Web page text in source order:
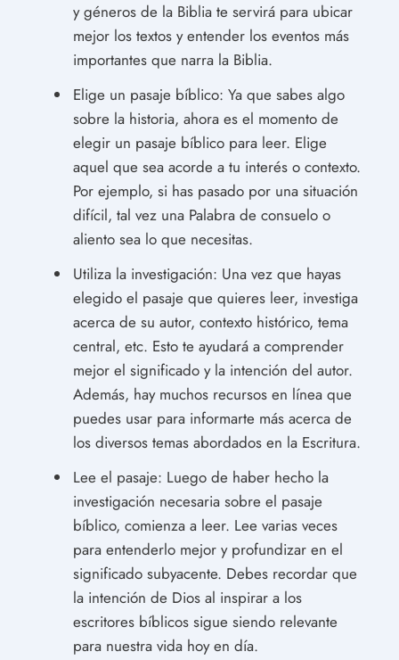
y géneros de la Biblia te servirá para ubicar
mejor los textos y entender los eventos más
importantes que narra la Biblia.
Elige un pasaje bíblico: Ya que sabes algo
sobre la historia, ahora es el momento de
elegir un pasaje bíblico para leer. Elige
aquel que sea acorde a tu interés o contexto.
Por ejemplo, si has pasado por una situación
difícil, tal vez una Palabra de consuelo o
aliento sea lo que necesitas.
Utiliza la investigación: Una vez que hayas
elegido el pasaje que quieres leer, investiga
acerca de su autor, contexto histórico, tema
central, etc. Esto te ayudará a comprender
mejor el significado y la intención del autor.
Además, hay muchos recursos en línea que
puedes usar para informarte más acerca de
los diversos temas abordados en la Escritura.
Lee el pasaje: Luego de haber hecho la
investigación necesaria sobre el pasaje
bíblico, comienza a leer. Lee varias veces
para entenderlo mejor y profundizar en el
significado subyacente. Debes recordar que
la intención de Dios al inspirar a los
escritores bíblicos sigue siendo relevante
para nuestra vida hoy en día.